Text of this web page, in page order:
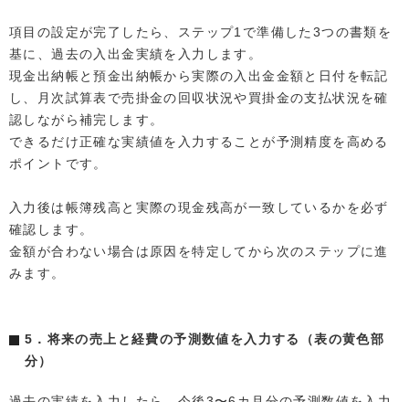
項目の設定が完了したら、ステップ1で準備した3つの書類を
基に、過去の入出金実績を入力します。
現金出納帳と預金出納帳から実際の入出金金額と日付を転記
し、月次試算表で売掛金の回収状況や買掛金の支払状況を確
認しながら補完します。
できるだけ正確な実績値を入力することが予測精度を高める
ポイントです。
入力後は帳簿残高と実際の現金残高が一致しているかを必ず
確認します。
金額が合わない場合は原因を特定してから次のステップに進
みます。
5．将来の売上と経費の予測数値を入力する（表の黄色部
分）